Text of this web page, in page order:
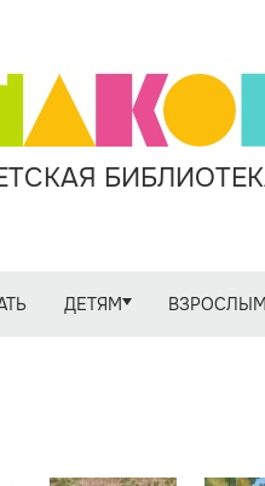
ДЕТЯМ